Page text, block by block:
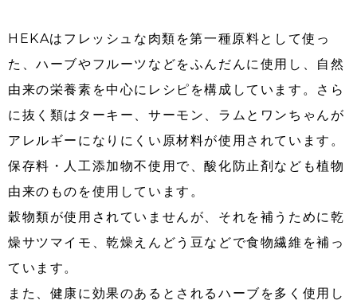
HEKAはフレッシュな肉類を第一種原料として使っ
た、ハーブやフルーツなどをふんだんに使用し、自然
由来の栄養素を中心にレシピを構成しています。さら
に抜く類はターキー、サーモン、ラムとワンちゃんが
アレルギーになりにくい原材料が使用されています。
保存料・人工添加物不使用で、酸化防止剤なども植物
由来のものを使用しています。
穀物類が使用されていませんが、それを補うために乾
燥サツマイモ、乾燥えんどう豆などで食物繊維を補っ
ています。
また、健康に効果のあるとされるハーブを多く使用し